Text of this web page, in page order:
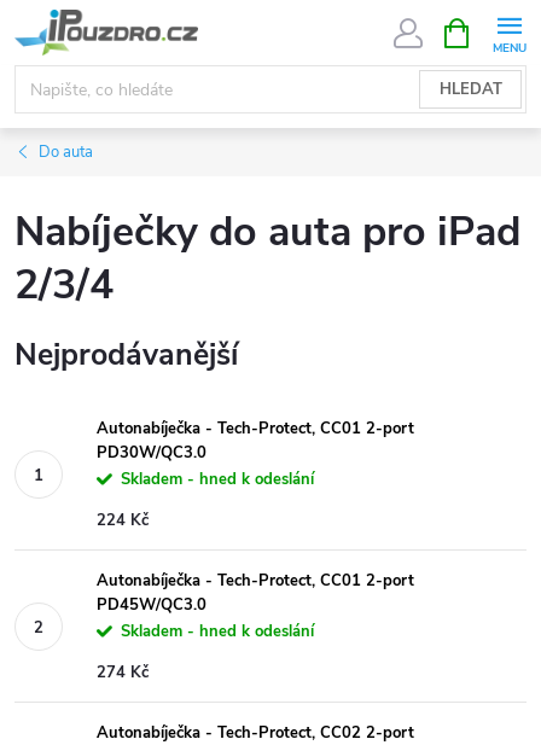
na
obsah
HLEDAT
NÁKUPNÍ
KOŠÍK
Do auta
Nabíječky do auta pro iPad
2/3/4
Nejprodávanější
Autonabíječka - Tech-Protect, CC01 2-port
PD30W/QC3.0
Skladem - hned k odeslání
224 Kč
Autonabíječka - Tech-Protect, CC01 2-port
PD45W/QC3.0
Skladem - hned k odeslání
274 Kč
Autonabíječka - Tech-Protect, CC02 2-port